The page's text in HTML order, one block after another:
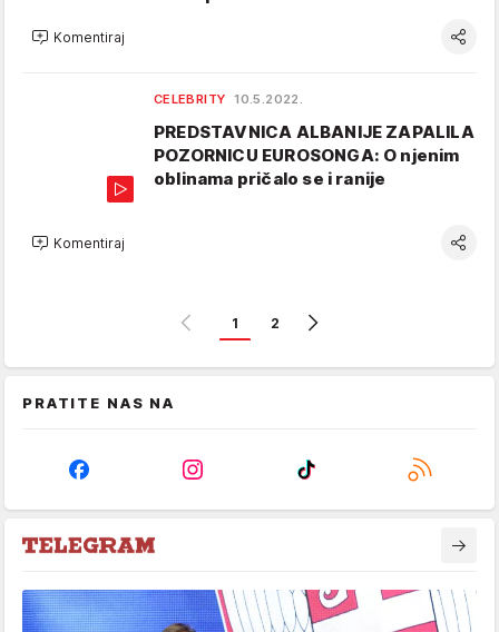
Komentiraj
CELEBRITY 10.5.2022.
PREDSTAVNICA ALBANIJE ZAPALILA
POZORNICU EUROSONGA: O njenim
oblinama pričalo se i ranije
Komentiraj
1 2
PRATITE NAS NA